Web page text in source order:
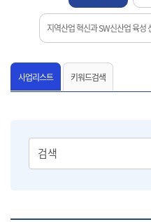
지역산업 혁신과 SW신산업 육성
사업리스트 키워드검색
검